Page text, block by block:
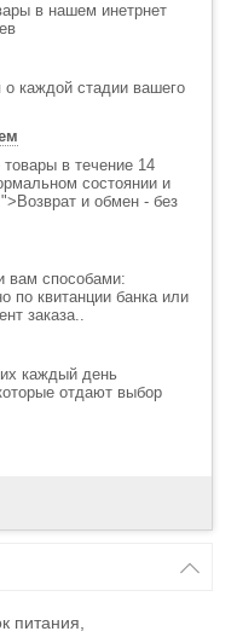
в нашем инетрнет
каждой стадии вашего
в течение 14
состоянии и
и обмен - без
вам способами:
по квитанции банка или
заказа..
каждый день
отдают выбор
питания,